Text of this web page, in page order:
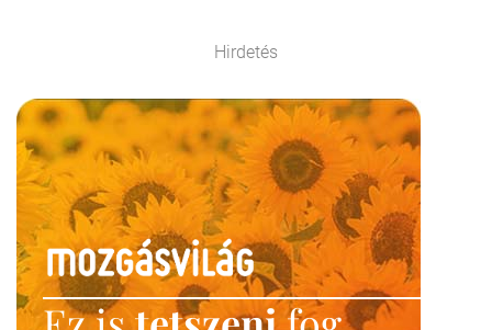
Hirdetés